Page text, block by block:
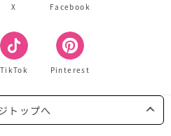
X Facebook
TikTok Pinterest
トップへ